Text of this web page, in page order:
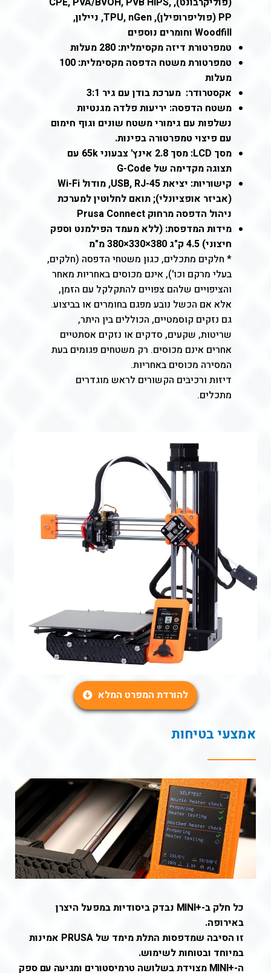
PP (פוליפרופילן), TPU, nGen, ניילון,
Woodfill וחומרים נוספים
טמפרטורת דיזה מקסימלית: 280 מעלות
טמפרטורת משטח הדפסה
מקסימלית: 100
מעלות
אקסטרודר: מערכת בודן עם גיר 3:1
משטח הדפסה: יריעות פלדה מגנטיות
נשלפות עם גימורי משטח שונים וגוף חימום
עם פיצוי טמפרטורה בפינות.
מסך LCD: מסך 2.8 אינץ' צבעוני 65k עם
תצוגה מקדימה של G-Code
קישוריות: יציאת USB, RJ-45, מודול Wi-Fi
(אביזר אופציונלי); תואם לחלוטין למערכת
ניהול הדפסה מרחוק Prusa Connect
מידות המדפסת: (ללא מעמד הפילמנט וספק
חיצוני) 4.5 ק"ג 380×330×380 מ"מ
* חלקים מתכלים, כגון משטחי הדפסה (חלקים,
בעלי מרקם וכו'), אינם מכוסים באחריות מאחר
והציפויים שלהם צפויים להתקלקל עם הזמן,
אלא אם הכשל נובע מפגם בחומרים או בביצוע.
גם נזקים קוסמטיים, הכוללים בין היתר,
שריטות, שקעים, סדקים או נזקים אסתטיים
אחרים אינם מכוסים. רק משטחים פגומים בעת
המסירה מכוסים באחריות.
דיזות ורכיבים הקשורים לראש מוגדרים
מתכלים.
להורדת המפרט המלא
אמצעי בטיחות
כל חלק ב-+
MINI נבדק ביסודיות במפעל היצרן
באירופה.
זו הסיבה שמדפסות התלת מימד של PRUSA אמינות
במיוחד ובטוחות לשימוש.
ה-+
MINI מצוידת בשלושה טרמיסטורים ומגיעה עם ספק